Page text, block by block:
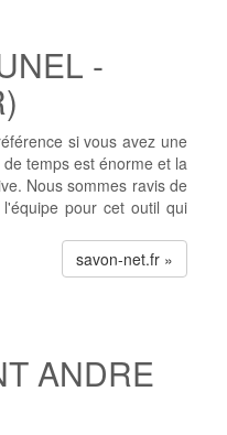
-
si vous avez une
temps est énorme et la
Nous sommes ravis de
pour cet outil qui
savon-net.fr »
ANDRE